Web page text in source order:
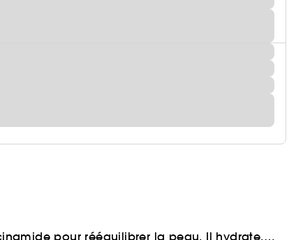
pour rééquilibrer la peau. Il hydrate,